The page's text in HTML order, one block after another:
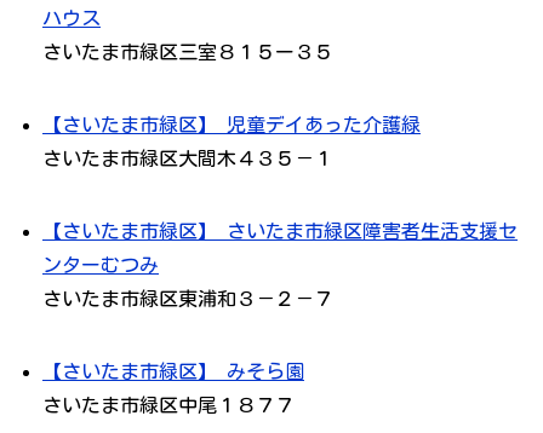
ハウス
さいたま市緑区三室８１５ー３５
【さいたま市緑区】 児童デイあった介護緑
さいたま市緑区大間木４３５－１
【さいたま市緑区】 さいたま市緑区障害者生活支援セ
ンターむつみ
さいたま市緑区東浦和３－２－７
【さいたま市緑区】 みそら園
さいたま市緑区中尾１８７７